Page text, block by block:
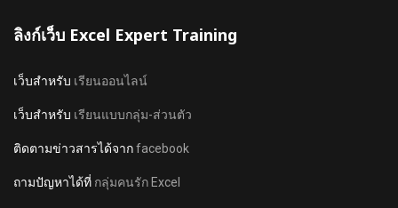
ลิงก์เว็บ Excel Expert Training
เว็บสำหรับ เรียนออนไลน์
เว็บสำหรับ เรียนแบบกลุ่ม-ส่วนตัว
ติดตามข่าวสารได้จากfacebook
ถามปัญหาได้ที่ กลุ่มคนรัก Excel